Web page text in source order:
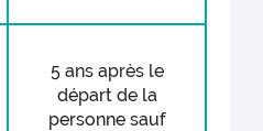
5 ans après le
départ de la
personne sauf